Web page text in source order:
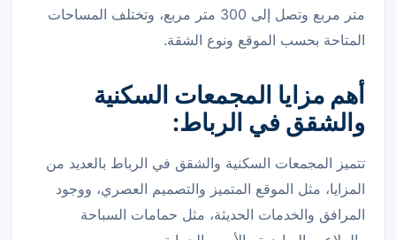
متر مربع وتصل إلى 300 متر مربع، وتختلف المساحات
المتاحة بحسب الموقع ونوع الشقة.
أهم مزايا المجمعات السكنية
والشقق في الرباط:
تتميز المجمعات السكنية والشقق في الرباط بالعديد من
المزايا، مثل الموقع المتميز والتصميم العصري، ووجود
المرافق والخدمات الحديثة، مثل حمامات السباحة